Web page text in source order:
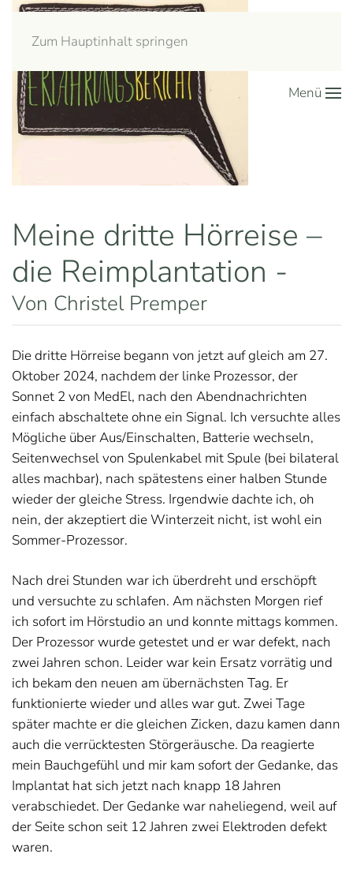
Zum Hauptinhalt springen
Menü
Meine dritte Hörreise –
die Reimplantation -
Von Christel Premper
Die dritte Hörreise begann von jetzt auf gleich am 27.
Oktober 2024, nachdem der linke Prozessor, der
Sonnet 2 von MedEl, nach den Abendnachrichten
einfach abschaltete ohne ein Signal. Ich versuchte alles
Mögliche über Aus/Einschalten, Batterie wechseln,
Seitenwechsel von Spulenkabel mit Spule (bei bilateral
alles machbar), nach spätestens einer halben Stunde
wieder der gleiche Stress. Irgendwie dachte ich, oh
nein, der akzeptiert die Winterzeit nicht, ist wohl ein
Sommer-Prozessor.
Nach drei Stunden war ich überdreht und erschöpft
und versuchte zu schlafen. Am nächsten Morgen rief
ich sofort im Hörstudio an und konnte mittags kommen.
Der Prozessor wurde getestet und er war defekt, nach
zwei Jahren schon. Leider war kein Ersatz vorrätig und
ich bekam den neuen am übernächsten Tag. Er
funktionierte wieder und alles war gut. Zwei Tage
später machte er die gleichen Zicken, dazu kamen dann
auch die verrücktesten Störgeräusche. Da reagierte
mein Bauchgefühl und mir kam sofort der Gedanke, das
Implantat hat sich jetzt nach knapp 18 Jahren
verabschiedet. Der Gedanke war naheliegend, weil auf
der Seite schon seit 12 Jahren zwei Elektroden defekt
waren.